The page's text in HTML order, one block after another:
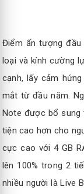
Điểm ấn tượng
loại và kính cường
cạnh, lấy cảm
mắt từ đầu năm.
Note được bổ sung
tiện cao hơn cho
cực cao với 4 GB
lên 100% trong 2
nhiều người là Live